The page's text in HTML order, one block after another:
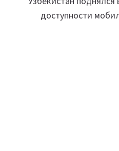
доступности